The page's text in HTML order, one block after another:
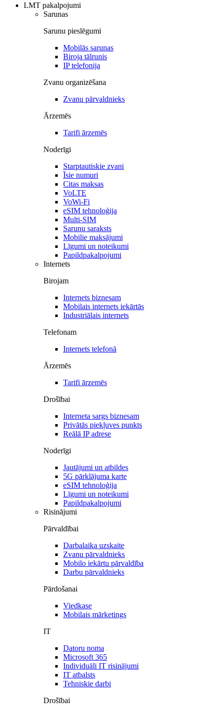
LMT pakalpojumi
Sarunas
Sarunu pieslēgumi
Mobilās sarunas
Biroja tālrunis
IP telefonija
Zvanu organizēšana
Zvanu pārvaldnieks
Ārzemēs
Tarifi ārzemēs
Noderīgi
Starptautiskie zvani
Īsie numuri
Citas maksas
VoLTE
VoWi-Fi
eSIM tehnoloģija
Multi-SIM
Sarunu saraksts
Mobilie maksājumi
Līgumi un noteikumi
Papildpakalpojumi
Internets
Birojam
Internets biznesam
Mobilais internets iekārtās
Industriālais internets
Telefonam
Internets telefonā
Ārzemēs
Tarifi ārzemēs
Drošībai
Interneta sargs biznesam
Privātās piekļuves punkts
Reālā IP adrese
Noderīgi
Jautājumi un atbildes
5G pārklājuma karte
eSIM tehnoloģija
Līgumi un noteikumi
Papildpakalpojumi
Risinājumi
Pārvaldībai
Darbalaika uzskaite
Zvanu pārvaldnieks
Mobilo iekārtu pārvaldība
Darbu pārvaldnieks
Pārdošanai
Viedkase
Mobilais mārketings
IT
Datoru noma
Microsoft 365
Individuāli IT risinājumi
IT atbalsts
Tehniskie darbi
Drošībai